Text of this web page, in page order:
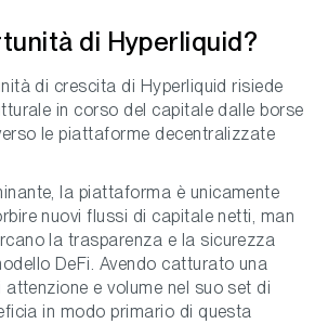
di Hyperliquid?
di crescita di Hyperliquid risiede
in corso del capitale dalle borse
le piattaforme decentralizzate
la piattaforma è unicamente
nuovi flussi di capitale netti, man
la trasparenza e la sicurezza
DeFi. Avendo catturato una
e volume nel suo set di
in modo primario di questa